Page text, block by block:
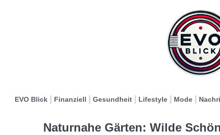
EVO Blick Finanziell Gesundheit Lifestyle Mode
Naturnahe Gärten: Wilde